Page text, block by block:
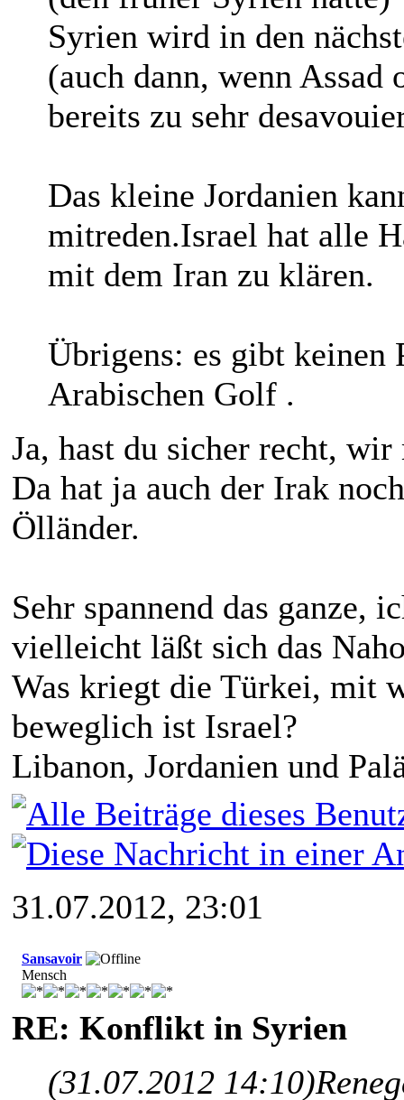
Syrien wird in den
(auch dann, wenn
bereits zu sehr
Das kleine Jordanien
mitreden.Israel hat alle
mit dem Iran zu klären.
Übrigens: es gibt keinen
Arabischen Golf .
Ja, hast du sicher recht,
Da hat ja auch der Irak
Ölländer.
Sehr spannend das ganze,
vielleicht läßt sich das
Was kriegt die Türkei, mit
beweglich ist Israel?
Libanon, Jordanien und
31.07.2012, 23:01
Sansavoir
Mensch
RE: Konflikt in Syrien
(31.07.2012 14:10)